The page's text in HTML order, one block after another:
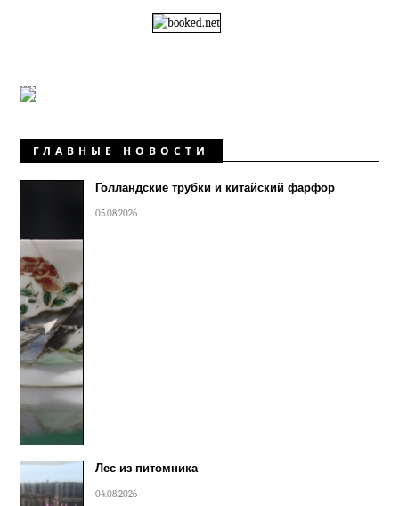
ГЛАВНЫЕ НОВОСТИ
Голландские трубки и китайский фарфор
05.08.2026
Лес из питомника
04.08.2026